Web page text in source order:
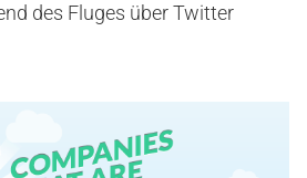
des Fluges über Twitter